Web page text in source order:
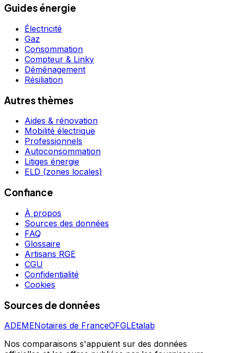
Guides énergie
Électricité
Gaz
Consommation
Compteur & Linky
Déménagement
Résiliation
Autres thèmes
Aides & rénovation
Mobilité électrique
Professionnels
Autoconsommation
Litiges énergie
ELD (zones locales)
Confiance
À propos
Sources des données
FAQ
Glossaire
Artisans RGE
CGU
Confidentialité
Cookies
Sources de données
ADEMENotaires de FranceOFGLEtalab
Nos comparaisons s'appuient sur des données